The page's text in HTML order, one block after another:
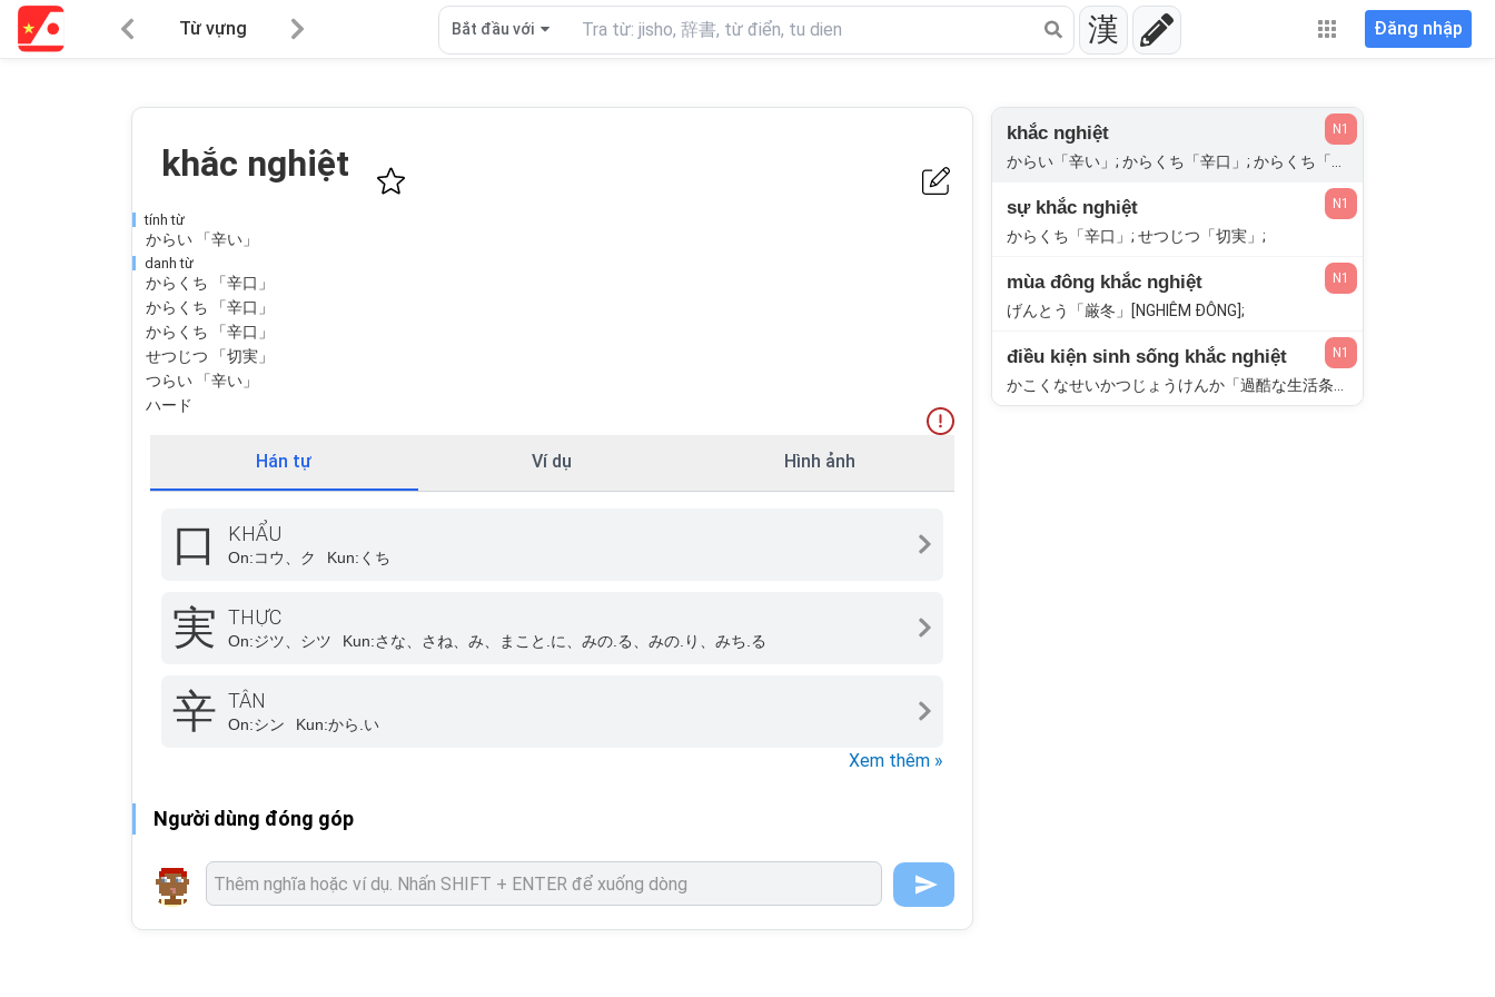
Từ vựng 漢
Bắt đầu với Đăng nhập
khắc nghiệt
tính từ
からい 「辛い」
danh từ
からくち 「辛口」
からくち 「辛口」
からくち 「辛口」
せつじつ 「切実」
つらい 「辛い」
ハード
Hán tự Ví dụ Hình ảnh
口 KHẨU
On:コウ、ク Kun: くち
実 THỰC
On:ジツ、シツ Kun:さな、さね、み、まこと.に、みの.る、みの.り、みち.る
辛 TÂN
On:シン Kun:から.い
Xem thêm »
Người dùng đóng góp
khắc nghiệt N1
sự khắc nghiệt
からくち「辛口」; せつじつ「切実」;
N1
mùa đông khắc nghiệt
げんとう「厳冬」[NGHIÊM ĐÔNG];
N1
điều kiện sinh sống khắc nghiệt N1